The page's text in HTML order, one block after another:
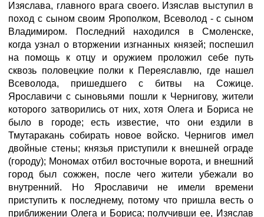
Изяслава, главного врага своего. Изяслав выступил в
поход с сыном своим Ярополком, Всеволод - с сыном
Владимиром. Последний находился в Смоленске,
когда узнал о вторжении изгнанных князей; поспешил
на помощь к отцу и оружием проложил себе путь
сквозь половецкие полки к Переяславлю, где нашел
Всеволода, пришедшего с битвы на Сожице.
Ярославичи с сыновьями пошли к Чернигову, жители
которого затворились от них, хотя Олега и Бориса не
было в городе; есть известие, что они ездили в
Тмутаракань собирать новое войско. Чернигов имел
двойные стены; князья приступили к внешней ограде
(городу); Мономах отбил восточные ворота, и внешний
город был сожжен, после чего жители убежали во
внутренний. Но Ярославичи не имели времени
приступить к последнему, потому что пришла весть о
приближении Олега и Бориса; получивши ее, Изяслав